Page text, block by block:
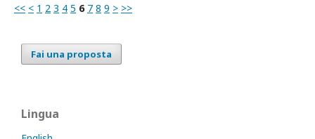
<< < 1 2 3 4 5 6 7 8 9 > >>
Fai una proposta
Lingua